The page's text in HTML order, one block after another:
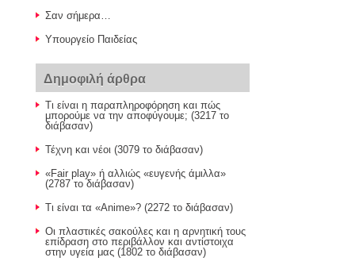
Σαν σήμερα…
Υπουργείο Παιδείας
Δημοφιλή άρθρα
Τι είναι η παραπληροφόρηση και πώς
μπορούμε να την αποφύγουμε; (3217 το
διάβασαν)
Τέχνη και νέοι (3079 το διάβασαν)
«Fair play» ή αλλιώς «ευγενής άμιλλα»
(2787 το διάβασαν)
Τι είναι τα «Anime»? (2272 το διάβασαν)
Οι πλαστικές σακούλες και η αρνητική τους
επίδραση στο περιβάλλον και αντίστοιχα
στην υγεία μας (1802 το διάβασαν)